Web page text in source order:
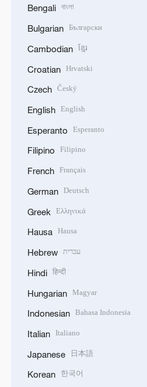
Bengali বাংলা
Bulgarian Български
Cambodian ខ្មែរ
Croatian Hrvatski
Czech Český
English English
Esperanto Esperanto
Filipino Filipino
French Français
German Deutsch
Greek Ελληνικά
Hausa Hausa
Hebrew עברית
Hindi हिन्दी
Hungarian Magyar
Indonesian Bahasa Indonesia
Italian Italiano
Japanese 日本語
Korean 한국어